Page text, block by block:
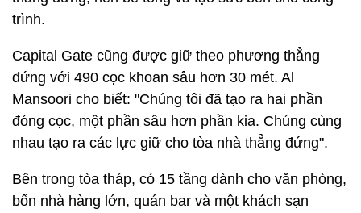
trình.
Capital Gate cũng được giữ theo phương thẳng
đứng với 490 cọc khoan sâu hơn 30 mét. Al
Mansoori cho biết: "Chúng tôi đã tạo ra hai phần
đóng cọc, một phần sâu hơn phần kia. Chúng cùng
nhau tạo ra các lực giữ cho tòa nhà thẳng đứng".
Bên trong tòa tháp, có 15 tầng dành cho văn phòng,
bốn nhà hàng lớn, quán bar và một khách sạn